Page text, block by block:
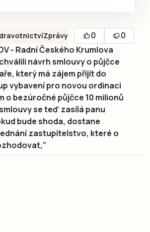
Zprávy 0
0
- Radní Českého Krumlova
návrh smlouvy o půjčce
který má zájem přijít do
vybavení pro novou ordinaci
o bezúročné půjčce 10 milionů
se teď zasílá panu
bude shoda, dostane
zastupitelstvo, které o